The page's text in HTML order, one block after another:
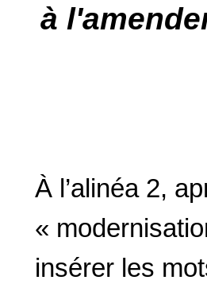
à
À l’alinéa 2,
«
insérer les